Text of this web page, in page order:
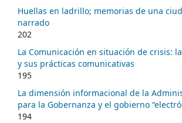
Huellas en ladrillo; memorias de una
narrado
202
La Comunicación en situación de crisis:
y sus prácticas comunicativas
195
La dimensión informacional de la
para la Gobernanza y el gobierno
194